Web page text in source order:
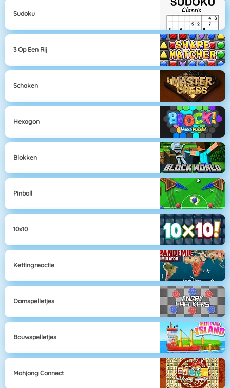
Sudoku
3 Op Een Rij
Schaken
Hexagon
Blokken
Pinball
10x10
Kettingreactie
Damspelletjes
Bouwspelletjes
Mahjong Connect